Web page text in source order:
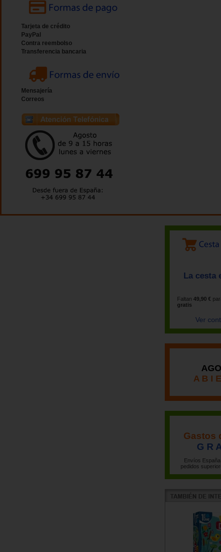
Tarjeta de crédito
PayPal
Contra reembolso
Transferencia bancaria
Mensajería
Correos
La cesta
Faltan 49,90 €
gratis
Ver
A B I
Gastos
G R
Envíos
pedidos